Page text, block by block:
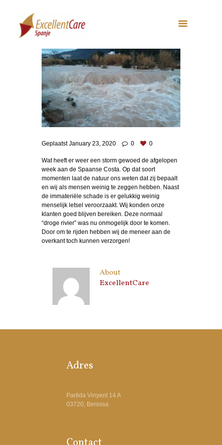
GeplaatstJanuary 23, 2020 0 0
Wat heeft er weer een storm gewoed de afgelopen
week aan de Spaanse Costa. Op dat soort
momenten laat de natuur ons weten dat zij bepaalt
en wij als mensen weinig te zeggen hebben. Naast
de immateriële schade is er gelukkig weinig
menselijk letsel veroorzaakt. Wij konden onze
klanten goed blijven bereiken. Deze normaal
“droge rivier” was nu onmogelijk door te komen.
Door om te rijden hebben wij de meneer aan de
overkant toch kunnen verzorgen!
About
ExcellentCare
Adres
Partida Vinyent 14 A
03720, Benissa